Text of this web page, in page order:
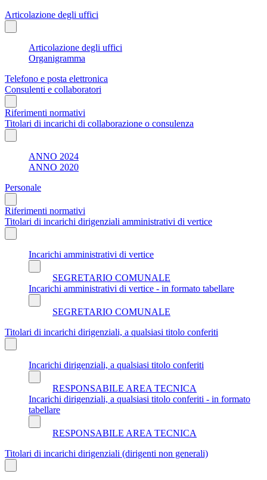
Articolazione degli uffici
Articolazione degli uffici
Organigramma
Telefono e posta elettronica
Consulenti e collaboratori
Riferimenti normativi
Titolari di incarichi di collaborazione o consulenza
ANNO 2024
ANNO 2020
Personale
Riferimenti normativi
Titolari di incarichi dirigenziali amministrativi di vertice
Incarichi amministrativi di vertice
SEGRETARIO COMUNALE
Incarichi amministrativi di vertice - in formato tabellare
SEGRETARIO COMUNALE
Titolari di incarichi dirigenziali, a qualsiasi titolo conferiti
Incarichi dirigenziali, a qualsiasi titolo conferiti
RESPONSABILE AREA TECNICA
Incarichi dirigenziali, a qualsiasi titolo conferiti - in formato
tabellare
RESPONSABILE AREA TECNICA
Titolari di incarichi dirigenziali (dirigenti non generali)